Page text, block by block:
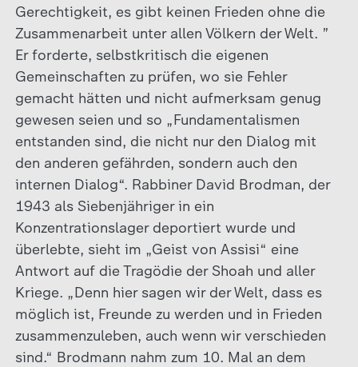
Gerechtigkeit, es gibt keinen Frieden ohne die
Zusammenarbeit unter allen Völkern der Welt. ”
Er forderte, selbstkritisch die eigenen
Gemeinschaften zu prüfen, wo sie Fehler
gemacht hätten und nicht aufmerksam genug
gewesen seien und so „Fundamentalismen
entstanden sind, die nicht nur den Dialog mit
den anderen gefährden, sondern auch den
internen Dialog“. Rabbiner David Brodman, der
1943 als Siebenjähriger in ein
Konzentrationslager deportiert wurde und
überlebte, sieht im „Geist von Assisi“ eine
Antwort auf die Tragödie der Shoah und aller
Kriege. „Denn hier sagen wir der Welt, dass es
möglich ist, Freunde zu werden und in Frieden
zusammenzuleben, auch wenn wir verschieden
sind.“ Brodmann nahm zum 10. Mal an dem